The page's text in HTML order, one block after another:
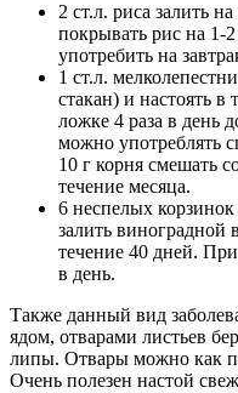
2 ст.л. риса залить
покрывать рис на 1-
употребить на
1 ст.л.
стакан) и настоять в
ложке 4 раза в день
можно употреблять
10 г корня смешать
течение месяца.
6 неспелых
залить виноградной
течение 40 дней.
в день.
Также данный вид
ядом, отварами листьев
липы. Отвары можно как
Очень полезен настой